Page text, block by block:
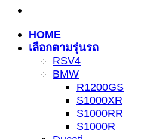
HOME
เลือกตามรุ่นรถ
RSV4
BMW
R1200GS
S1000XR
S1000RR
S1000R